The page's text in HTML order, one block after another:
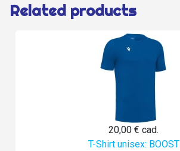
Related products
20,00 € cad.
T-Shirt unisex: BOOST